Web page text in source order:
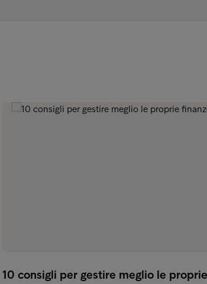
10 consigli per gestire meglio le